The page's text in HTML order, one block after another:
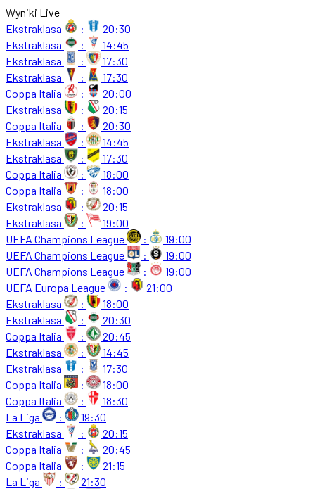
Wyniki Live
Ekstraklasa
:
20:30
Ekstraklasa
:
14:45
Ekstraklasa
:
17:30
Ekstraklasa
:
17:30
Coppa Italia
:
20:00
Ekstraklasa
:
20:15
Coppa Italia
:
20:30
Ekstraklasa
:
14:45
Ekstraklasa
:
17:30
Coppa Italia
:
18:00
Coppa Italia
:
18:00
Ekstraklasa
:
20:15
Ekstraklasa
:
19:00
UEFA Champions League
:
19:00
UEFA Champions League
:
19:00
UEFA Champions League
:
19:00
UEFA Europa League
:
21:00
Ekstraklasa
:
18:00
Ekstraklasa
:
20:30
Coppa Italia
:
20:45
Ekstraklasa
:
14:45
Ekstraklasa
:
17:30
Coppa Italia
:
18:00
Coppa Italia
:
18:30
La Liga
:
19:30
Ekstraklasa
:
20:15
Coppa Italia
:
20:45
Coppa Italia
:
21:15
La Liga
:
21:30